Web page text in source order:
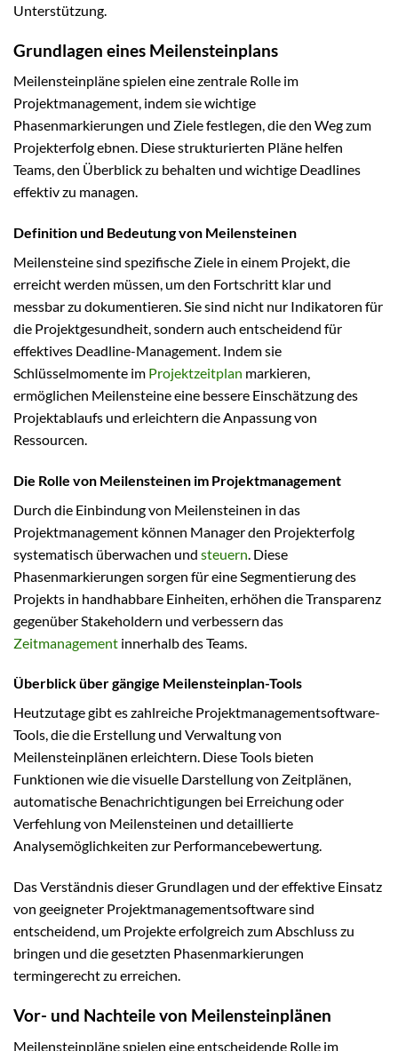
Unterstützung.
Grundlagen eines Meilensteinplans
Meilensteinpläne spielen eine zentrale Rolle im
Projektmanagement, indem sie wichtige
Phasenmarkierungen und Ziele festlegen, die den Weg zum
Projekterfolg ebnen. Diese strukturierten Pläne helfen
Teams, den Überblick zu behalten und wichtige Deadlines
effektiv zu managen.
Definition und Bedeutung von Meilensteinen
Meilensteine sind spezifische Ziele in einem Projekt, die
erreicht werden müssen, um den Fortschritt klar und
messbar zu dokumentieren. Sie sind nicht nur Indikatoren für
die Projektgesundheit, sondern auch entscheidend für
effektives Deadline-Management. Indem sie
Schlüsselmomente im Projektzeitplan markieren,
ermöglichen Meilensteine eine bessere Einschätzung des
Projektablaufs und erleichtern die Anpassung von
Ressourcen.
Die Rolle von Meilensteinen im Projektmanagement
Durch die Einbindung von Meilensteinen in das
Projektmanagement können Manager den Projekterfolg
systematisch überwachen und steuern . Diese
Phasenmarkierungen sorgen für eine Segmentierung des
Projekts in handhabbare Einheiten, erhöhen die Transparenz
gegenüber Stakeholdern und verbessern das
Zeitmanagement innerhalb des Teams.
Überblick über gängige Meilensteinplan-Tools
Heutzutage gibt es zahlreiche Projektmanagementsoftware-
Tools, die die Erstellung und Verwaltung von
Meilensteinplänen erleichtern. Diese Tools bieten
Funktionen wie die visuelle Darstellung von Zeitplänen,
automatische Benachrichtigungen bei Erreichung oder
Verfehlung von Meilensteinen und detaillierte
Analysemöglichkeiten zur Performancebewertung.
Das Verständnis dieser Grundlagen und der effektive Einsatz
von geeigneter Projektmanagementsoftware sind
entscheidend, um Projekte erfolgreich zum Abschluss zu
bringen und die gesetzten Phasenmarkierungen
termingerecht zu erreichen.
Vor- und Nachteile von Meilensteinplänen
Meilensteinpläne spielen eine entscheidende Rolle im